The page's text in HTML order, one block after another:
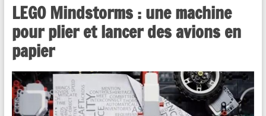
LEGO Mindstorms : une machine
pour plier et lancer des avions en
papier